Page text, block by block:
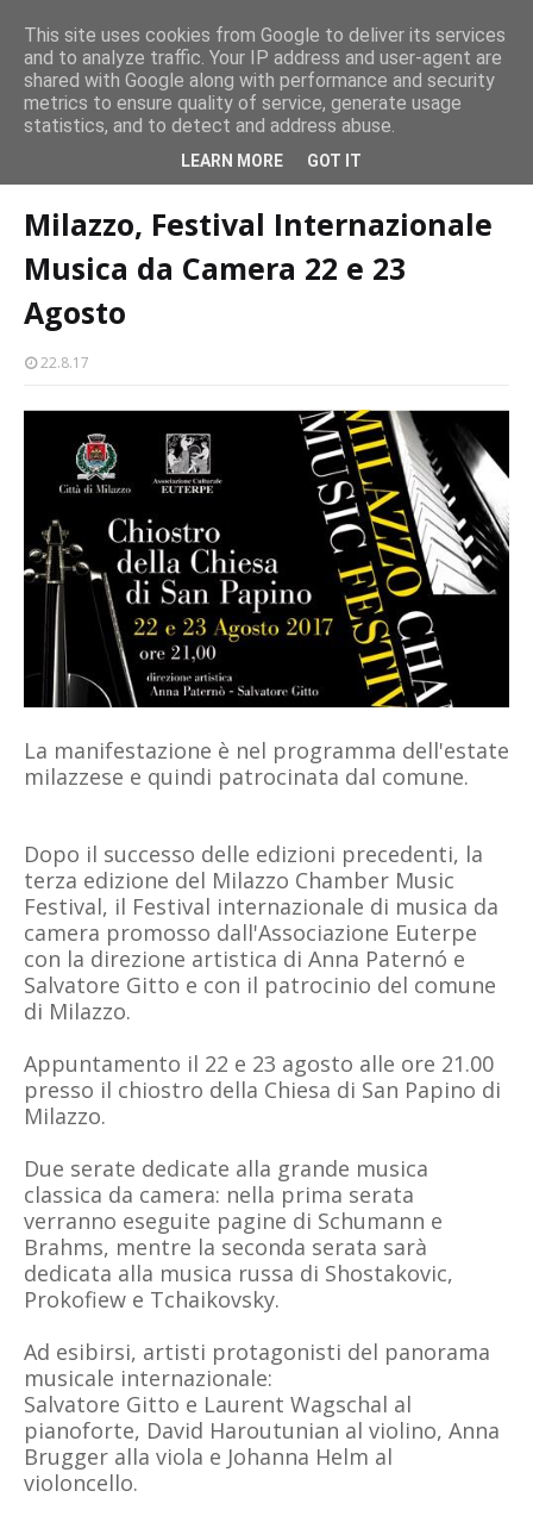
Concerto all’Alba a Milazzo con oltre 1.500 persone
CASTELLO-MILAZZO
Milazzo, Festival Internazionale Musica da Camera
Milazzo, Festival Internazionale
Musica da Camera 22 e 23
Agosto
22.8.17
La manifestazione è nel programma dell'estate
milazzese e quindi patrocinata dal comune.
Dopo il successo delle edizioni precedenti, la
terza edizione del Milazzo Chamber Music
Festival, il Festival internazionale di musica da
camera promosso dall'Associazione Euterpe
con la direzione artistica di Anna Paternó e
Salvatore Gitto e con il patrocinio del comune
di Milazzo.
Appuntamento il 22 e 23 agosto alle ore 21.00
presso il chiostro della Chiesa di San Papino di
Milazzo.
Due serate dedicate alla grande musica
classica da camera: nella prima serata
verranno eseguite pagine di Schumann e
Brahms, mentre la seconda serata sarà
dedicata alla musica russa di Shostakovic,
Prokofiew e Tchaikovsky.
Ad esibirsi, artisti protagonisti del panorama
musicale internazionale:
Salvatore Gitto e Laurent Wagschal al
pianoforte, David Haroutunian al violino, Anna
Brugger alla viola e Johanna Helm al
violoncello.
This site uses cookies from Google to deliver its services
and to analyze traffic. Your IP address and user-agent are
shared with Google along with performance and security
metrics to ensure quality of service, generate usage
statistics, and to detect and address abuse.
LEARN MORE GOT IT